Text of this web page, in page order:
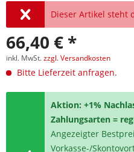
Dieser Artikel steht
66,40 € *
inkl. MwSt.zzgl. Versandkosten
Bitte Lieferzeit anfragen.
Aktion: +1%
Zahlungsarten =
Angezeigter
Vorkasse-/